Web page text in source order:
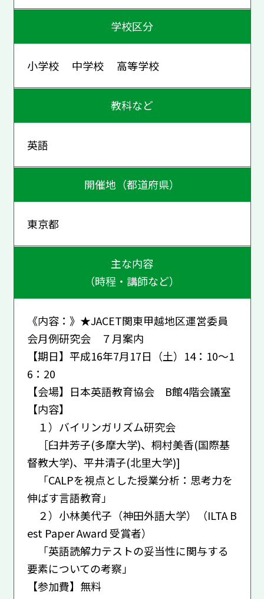
学校区分
小学校 中学校 高等学校
教科など
英語
開催地（都道府県）
東京都
主な内容
（時程・講師など）
《内容：》★JACET関東甲越地区運営委員
会月例研究会 ７月案内
【期日】平成16年7月17日（土）14：10～1
6：20
【会場】日本英語教育協会 B館4階会議室
【内容】
１）バイリンガリズム研究会
［臼井芳子(多摩大学)、桐村美香(国際基
督教大学)、平井清子(北里大学)]
「CALPを視点とした授業分析：思考力を
伸ばす言語教育」
２）小林美代子（神田外語大学）（ILTA B
est Paper Award 受賞者）
「英語読解力テストの妥当性に関与する
要素についての考察」
【参加費】無料